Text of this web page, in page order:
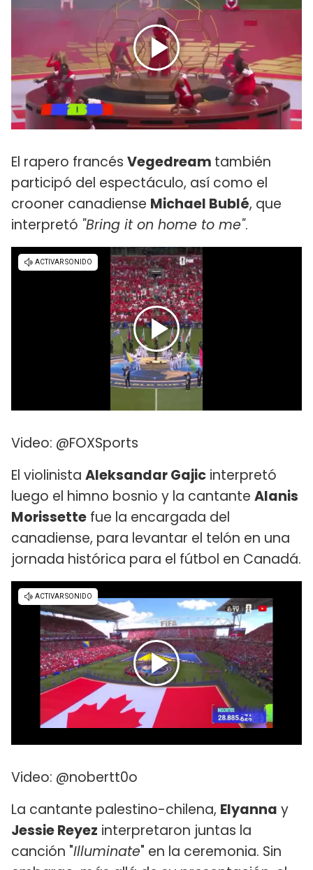
El rapero francés Vegedream también
participó del espectáculo, así como el
crooner canadiense Michael Bublé, que
interpretó "Bring it on home to me".
Video: @FOXSports
El violinista Aleksandar Gajic interpretó
luego el himno bosnio y la cantante Alanis
Morissette fue la encargada del
canadiense, para levantar el telón en una
jornada histórica para el fútbol en Canadá.
Video: @nobertt0o
La cantante palestino-chilena, Elyanna y
Jessie Reyez interpretaron juntas la
canción "Illuminate" en la ceremonia. Sin